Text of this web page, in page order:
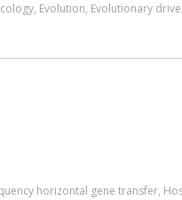
, Evolution, Evolutionary
horizontal gene transfer,